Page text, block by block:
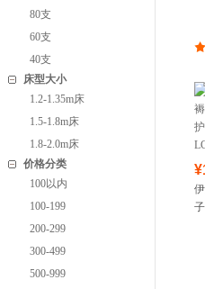
80支
60支
40支
床型大小
1.2-1.35m床
1.5-1.8m床
1.8-2.0m床
价格分类
100以内
100-199
200-299
300-499
500-999